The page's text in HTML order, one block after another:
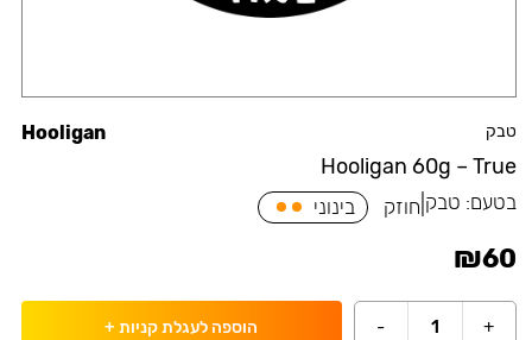
טבק
Hooligan 60g – True
Hooligan
בטעם: טבק חוזק בינוני
₪60
+
1
- הוספה לעגלת קניות +